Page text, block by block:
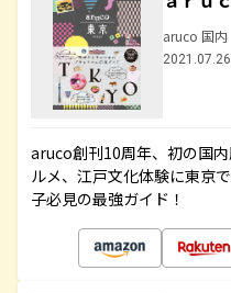
aruco 国内
aruco創刊10周年、初の国
ルメ、江戸文化体験に東京
子必見の最強ガイド！